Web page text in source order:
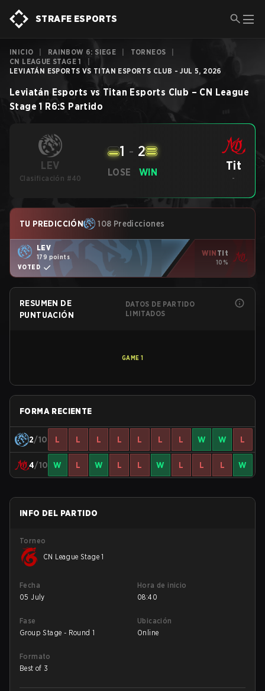
STRAFE ESPORTS
INICIO RAINBOW 6: SIEGE TORNEOS
CN LEAGUE STAGE 1
LEVIATÁN ESPORTS VS TITAN ESPORTS CLUB - JUL 5, 2026
Leviatán Esports vs Titan Esports Club – CN League
Stage 1 R6:S Partido
LEV
Clasificación #40
LOSE
1 - 2
WIN Tit
-
TU PREDICCIÓN 108 Predicciones
LEV
179 points
VOTED
WIN Tit
10%
RESUMEN DE
PUNTUACIÓN
DATOS DE PARTIDO
LIMITADOS
GAME 1
FORMA RECIENTE
2/10 L L L L L L L W W L
4/10 W L W L L W L L L W
INFO DEL PARTIDO
Torneo
CN League Stage 1
Fecha
05 July
Hora de inicio
08:40
Fase
Group Stage - Round 1
Ubicación
Online
Formato
Best of 3